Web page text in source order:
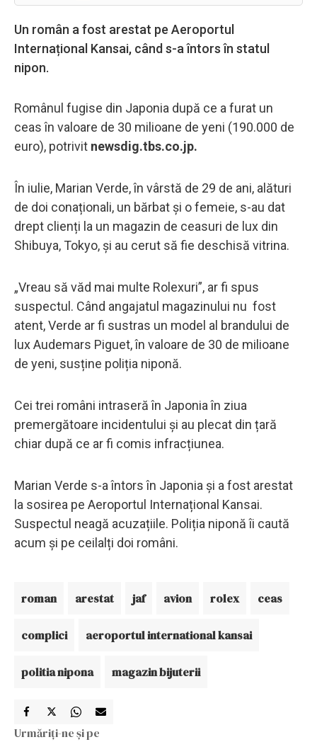
Un român a fost arestat pe Aeroportul
Internațional Kansai, când s-a întors în statul
nipon.
Românul fugise din Japonia după ce a furat un
ceas în valoare de 30 milioane de yeni (190.000 de
euro), potrivit newsdig.tbs.co.jp.
În iulie, Marian Verde, în vârstă de 29 de ani, alături
de doi conaționali, un bărbat și o femeie, s-au dat
drept clienți la un magazin de ceasuri de lux din
Shibuya, Tokyo, și au cerut să fie deschisă vitrina.
„Vreau să văd mai multe Rolexuri”, ar fi spus
suspectul. Când angajatul magazinului nu fost
atent, Verde ar fi sustras un model al brandului de
lux Audemars Piguet, în valoare de 30 de milioane
de yeni, susține poliția niponă.
Cei trei români intraseră în Japonia în ziua
premergătoare incidentului și au plecat din țară
chiar după ce ar fi comis infracțiunea.
Marian Verde s-a întors în Japonia și a fost arestat
la sosirea pe Aeroportul Internațional Kansai.
Suspectul neagă acuzațiile. Poliția niponă îi caută
acum și pe ceilalți doi români.
roman arestat jaf avion rolex ceas
complici aeroportul international kansai
politia nipona magazin bijuterii
Urmăriți-ne și pe